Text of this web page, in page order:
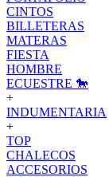
CINTOS
BILLETERAS
MATERAS
FIESTA
HOMBRE
ECUESTRE 🐎
+
INDUMENTARIA
+
TOP
CHALECOS
ACCESORIOS